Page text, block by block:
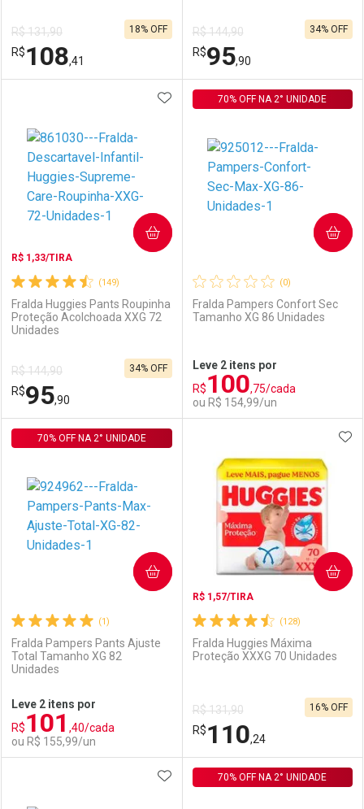
Comprar sem Desconto
Por R$ 97,99/cada
Comprar sem Desconto
Por R$ 97,99/cada
Comprar sem Desconto
Por R$ 102,89/cada
Comprar sem Desconto
Por R$ 102,89/cada
R$ 131,90
R$108,41
18% OFF
FECHAR
Laboratório
Comprar sem Desconto
Por R$ 108,41/cada
FECHAR
Por Menos
Comprar sem Desconto
Por R$ 108,41/cada
R$ 144,90
R$95,90
34% OFF
Laboratório
Comprar sem Desconto
Por R$ 95,90/cada
Por Menos
Comprar sem Desconto
Por R$ 95,90/cada
(149)
R$ 1,33/TIRA
Fralda Huggies Pants Roupinha
Proteção Acolchoada XXG 72
Unidades
R$ 144,90
R$95,90
34% OFF
ADICIONAR AOS FAVORITOS
COMPRAR
Laboratório
Comprar sem Desconto
Por R$ 95,90/cada
Por Menos
Comprar sem Desconto
Por R$ 95,90/cada
(0)
Fralda Pampers Confort Sec
Tamanho XG 86 Unidades
70% OFF NA 2° UNIDADE
Leve 2 itens por
R$100,75/cada
ou R$ 154,99/un
COMPRAR
Laboratório
Comprar sem Desconto
Por R$ 154,99/cada
Por Menos
Comprar sem Desconto
Por R$ 154,99/cada
(1)
Fralda Pampers Pants Ajuste
Total Tamanho XG 82
Unidades
70% OFF NA 2° UNIDADE
Leve 2 itens por
R$101 ,40/cada
ou R$ 155,99/un
COMPRAR
FECHAR
FECHAR
(128)
R$ 1,57/TIRA
Fralda Huggies Máxima
Proteção XXXG 70 Unidades
R$ 131,90
R$110,24
16% OFF
COMPRAR
ADICIONAR AOS FAVORITOS
70% OFF NA 2° UNIDADE